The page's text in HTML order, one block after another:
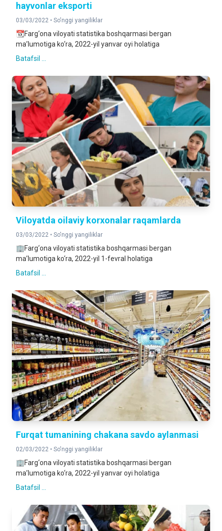
hayvonlar eksporti
03/03/2022 • So'nggi yangiliklar
📆Farg‘ona viloyati statistika boshqarmasi bergan
ma’lumotiga ko‘ra, 2022-yil yanvar oyi holatiga
Batafsil ...
Viloyatda oilaviy korxonalar raqamlarda
03/03/2022 • So'nggi yangiliklar
🏢Farg‘ona viloyati statistika boshqarmasi bergan
ma’lumotiga ko‘ra, 2022-yil 1-fevral holatiga
Batafsil ...
Furqat tumanining chakana savdo aylanmasi
02/03/2022 • So'nggi yangiliklar
🏢Farg‘ona viloyati statistika boshqarmasi bergan
ma’lumotiga ko‘ra, 2022-yil yanvar oyi holatiga
Batafsil ...